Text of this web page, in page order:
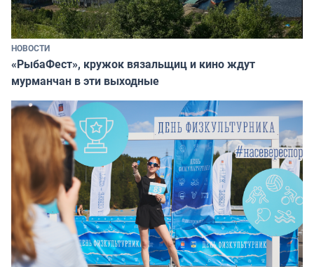
НОВОСТИ
«РыбаФест», кружок вязальщиц и кино ждут
мурманчан в эти выходные